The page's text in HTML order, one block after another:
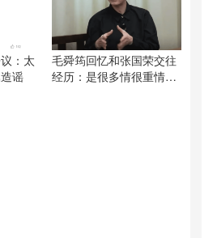
：太
谣
毛舜筠回忆和张国荣交往
经历：是很多情很重情的